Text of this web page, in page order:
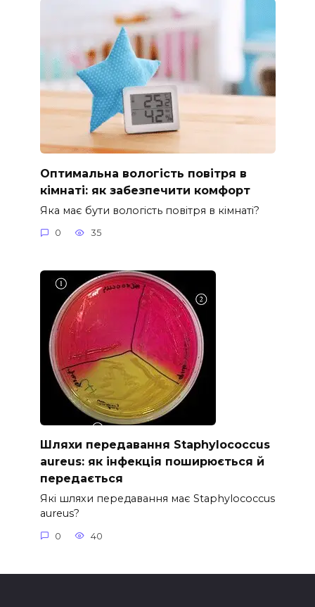
Оптимальна вологість повітря в
кімнаті: як забезпечити комфорт
Яка має бути вологість повітря в кімнаті?
0 35
Шляхи передавання Staphylococcus
aureus: як інфекція поширюється й
передається
Які шляхи передавання має Staphylococcus
aureus?
0 40